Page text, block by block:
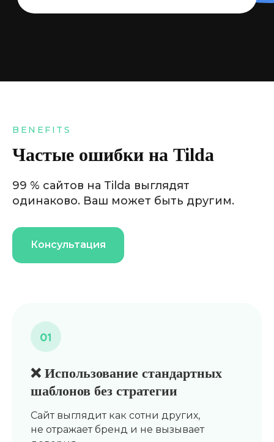
BENEFITS
Частые ошибки на Tilda
99 % сайтов на Tilda выглядят
одинаково. Ваш может быть другим.
Консультация
❌ Использование стандартных
шаблонов без стратегии
Сайт выглядит как сотни других,
не отражает бренд и не вызывает
Мы развиваем ваш проект как живую
экосистему: сайт, SEO, реклама и
контент работают синхронно и